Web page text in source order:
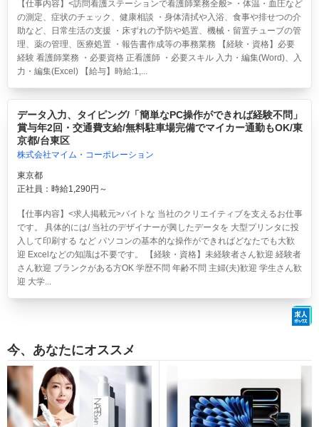
【仕事内容】<訪問看護ステーションで看護師業務全般> ・体温・血圧など
の測定、症状のチェック、健康相談 ・身体清拭や入浴、食事や排せつの介
助など、日常生活の支援 ・床ずれの予防や処置、機械・留置チューブの管
理、薬の管理、医療処置 ・報告書作成等の事務業務 【経験・資格】必要
経験 看護師業務 ・必要資格 正看護師 ・必要スキル 入力・編集(Word)、入
力・編集(Excel) 【給与】時給:1,...
データ入力、タイピング/「簡単なPC操作ができれば経験不問」
賞与年2回・交通費支給/無料駐車場完備でマイカー通勤もOK/東
京都/台東区
株式会社マイム・コーポレーション
東京都
正社員：時給1,290円～
【仕事内容】<求人掲載元>バイトな 当社のクリエイティブを支えるお仕事
です。 具体的には/ 当社のデザイナーが興したデータを 大型プリンタに投
入して印刷する など パソコンの基本的な操作ができればどなたでも大歓
迎 Excelなどの知識は不要です。 【経験・資格】未経験者さん歓迎 経験者
さん歓迎 ブランクがある方OK 学歴不問 年齢不問 主婦(夫)歓迎 学生さん歓
迎 大学...
今、あなたにオススメ